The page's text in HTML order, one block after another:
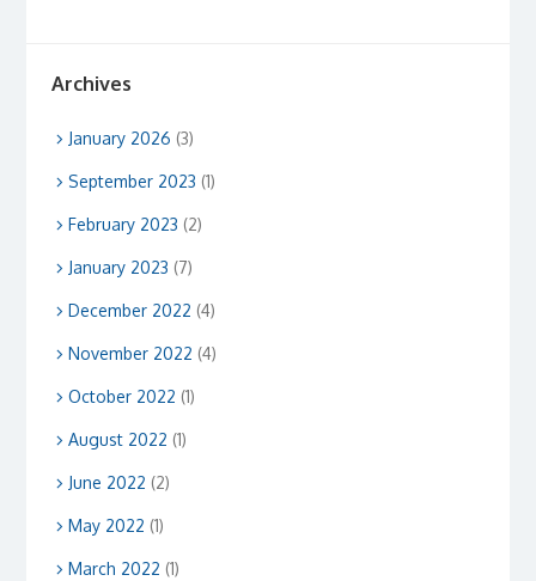
Archives
January 2026 (3)
September 2023 (1)
February 2023 (2)
January 2023 (7)
December 2022 (4)
November 2022 (4)
October 2022 (1)
August 2022 (1)
June 2022 (2)
May 2022 (1)
March 2022 (1)